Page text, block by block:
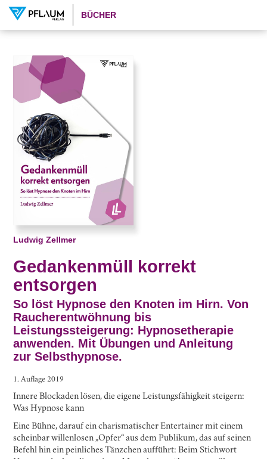
BÜCHER
Ludwig Zellmer
Gedankenmüll korrekt
entsorgen
So löst Hypnose den Knoten im Hirn. Von
Raucherentwöhnung bis
Leistungssteigerung: Hypnosetherapie
anwenden. Mit Übungen und Anleitung
zur Selbsthypnose.
1. Auflage 2019
Innere Blockaden lösen, die eigene Leistungsfähigkeit steigern:
Was Hypnose kann
Eine Bühne, darauf ein charismatischer Entertainer mit einem
scheinbar willenlosen „Opfer“ aus dem Publikum, das auf seinen
Befehl hin ein peinliches Tänzchen aufführt: Beim Stichwort